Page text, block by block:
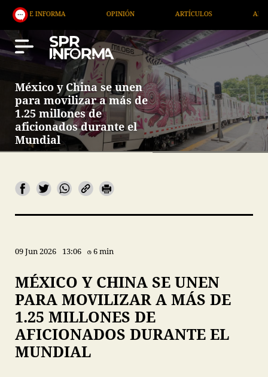
OPINIÓN ARTÍCULOS ARTE /
México y China se unen
para movilizar a más de
1.25 millones de
aficionados durante el
Mundial
09 Jun 2026 13:06 6 min
MÉXICO Y CHINA SE UNEN
PARA MOVILIZAR A MÁS DE
1.25 MILLONES DE
AFICIONADOS DURANTE EL
MUNDIAL